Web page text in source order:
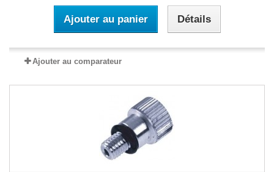
Ajouter au panier Détails
Ajouter au comparateur